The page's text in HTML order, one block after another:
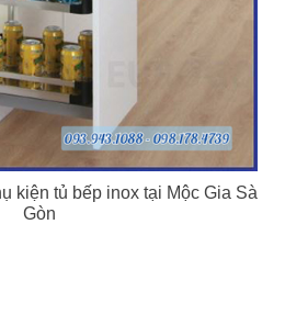
kiện tủ bếp inox tại Mộc Gia Sà
Gòn